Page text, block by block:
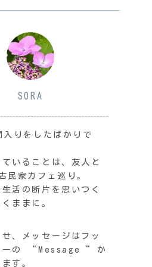
SORA
入りをしたばかりで
いることは、友人と
民家カフェ巡り。
活の断片を思いつく
ままに。
、メッセージはフッ
ーの “Message“ か
す。